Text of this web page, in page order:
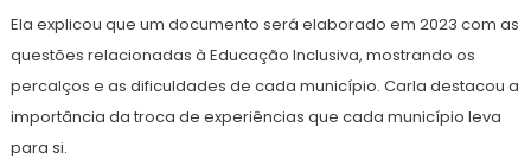
Ela explicou que um documento será elaborado em 2023 com as
questões relacionadas à Educação Inclusiva, mostrando os
percalços e as dificuldades de cada município. Carla destacou a
importância da troca de experiências que cada município leva
para si.